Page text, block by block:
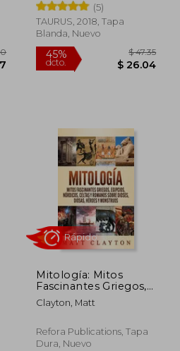
45%
dcto. $
(5)
TAURUS, 2018, Tapa
Blanda, Nuevo
Mitología: Mitos
Fascinantes Griegos,
Egipcios, Nórdicos,
Celtas y Romanos
Héroes y Monstruos
Clayton, Matt
Refora Publications, Tapa
Dura, Nuevo